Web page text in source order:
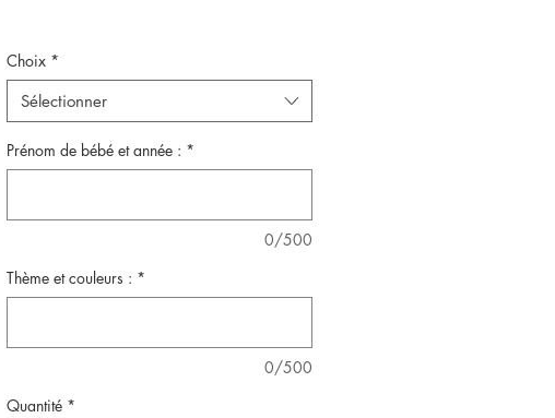
Choix *
Sélectionner
Prénom de bébé et année : *
0/500
Thème et couleurs : *
0/500
Quantité *